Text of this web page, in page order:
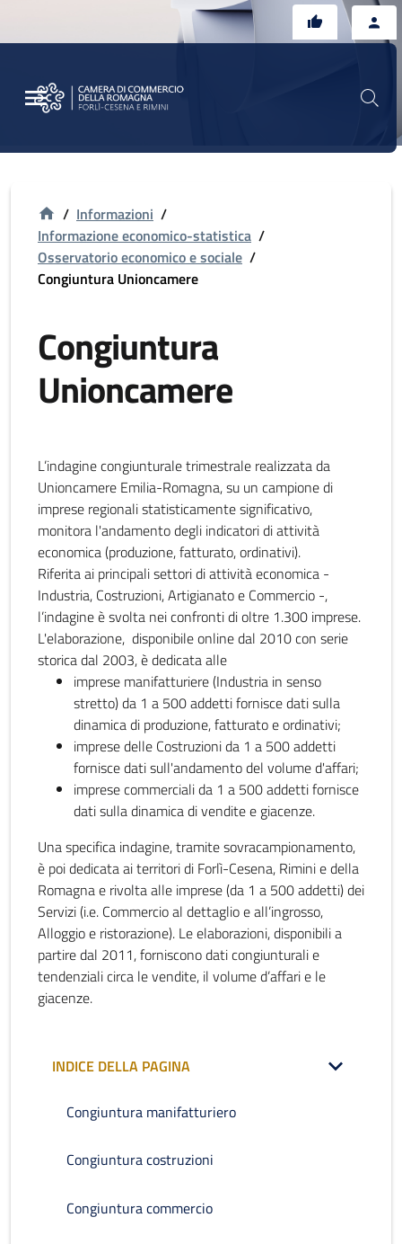
/ Informazioni /
Informazione economico-statistica /
Osservatorio economico e sociale /
Congiuntura Unioncamere
Congiuntura
Unioncamere
L’indagine congiunturale trimestrale realizzata da
Unioncamere Emilia-Romagna, su un campione di
imprese regionali statisticamente significativo,
monitora l'andamento degli indicatori di attività
economica (produzione, fatturato, ordinativi).
Riferita ai principali settori di attività economica -
Industria, Costruzioni, Artigianato e Commercio -,
l’indagine è svolta nei confronti di oltre 1.300 imprese.
L'elaborazione, disponibile online dal 2010 con serie
storica dal 2003, è dedicata alle
imprese manifatturiere (Industria in senso
stretto) da 1 a 500 addetti fornisce dati sulla
dinamica di produzione, fatturato e ordinativi;
imprese delle Costruzioni da 1 a 500 addetti
fornisce dati sull'andamento del volume d'affari;
imprese commerciali da 1 a 500 addetti fornisce
dati sulla dinamica di vendite e giacenze.
Una specifica indagine, tramite sovracampionamento,
è poi dedicata ai territori di Forlì-Cesena, Rimini e della
Romagna e rivolta alle imprese (da 1 a 500 addetti) dei
Servizi (i.e. Commercio al dettaglio e all’ingrosso,
Alloggio e ristorazione). Le elaborazioni, disponibili a
partire dal 2011, forniscono dati congiunturali e
tendenziali circa le vendite, il volume d’affari e le
giacenze.
INDICE DELLA PAGINA
Congiuntura manifatturiero
Congiuntura costruzioni
Congiuntura commercio